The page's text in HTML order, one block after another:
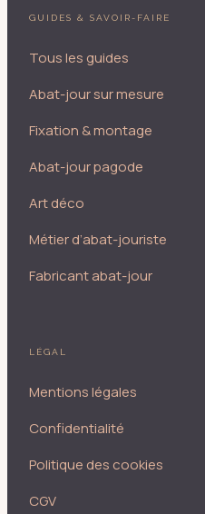
GUIDES & SAVOIR-FAIRE
Tous les guides
Abat-jour sur mesure
Fixation & montage
Abat-jour pagode
Art déco
Métier d’abat-jouriste
Fabricant abat-jour
LÉGAL
Mentions légales
Confidentialité
Politique des cookies
CGV